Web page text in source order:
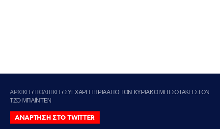
ΑΡΧΙΚΗ / ΠΟΛΙΤΙΚΗ /ΣΥΓΧΑΡΗΤΗΡΙΑ ΑΠΟ ΤΟΝ ΚΥΡΙΑΚΟ ΜΗΤΣΟΤΑΚΗ ΣΤΟΝ
ΤΖΟ ΜΠΑΪΝΤΕΝ
ΑΝΑΡΤΗΣΗ ΣΤΟ TWITTER